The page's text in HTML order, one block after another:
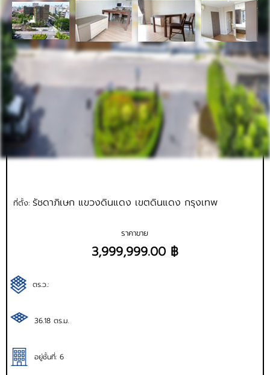
รหัสทรัพย์BHL433
อัพเดท 11/26/2023 12:23 PM
คอนโด เมโทร ลักซ์ รัชดา (Condo Metro Luxe Ratchada)
ที่ตั้ง: รัชดาภิเษก แขวงดินแดง เขตดินแดง กรุงเทพ
ราคาขาย
3,999,999.00 ฿
ตร.ว.:
36.18 ตร.ม.
อยู่ชั้นที่: 6